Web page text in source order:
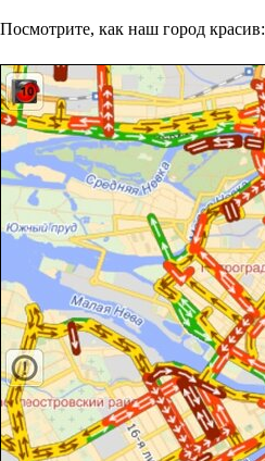
Посмотрите, как наш город красив: